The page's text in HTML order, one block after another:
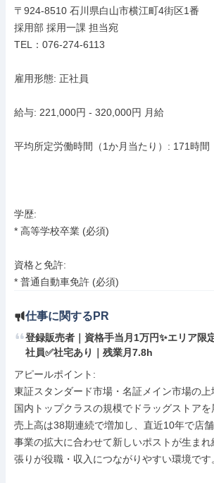
〒924-8510 石川県白山市横江町4街区1番
採用部 採用一課 担当宛
TEL：076-274-6113
雇用形態: 正社員
給与: 221,000円 - 320,000円 月給
平均所定労働時間（1か月当たり）: 171時間
学歴:
* 高等学校卒業 (必須)
資格と免許:
* 普通自動車免許 (必須)
仕事に関するPR
登録販売者｜資格手当月1万円✨エリア限
社員✅社宅あり｜残業月7.8h
アピールポイント:
東証スタンダード市場・名証メイン市場の上
国内トップクラスの規模でドラッグストアを
売上高は38期連続で増加し、直近10年で店舗
事業の拡大に合わせて新しいポストが生ま
張りが役職・収入につながりやすい環境です